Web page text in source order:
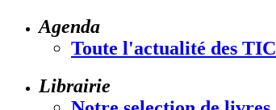
Agenda
Toute l'actualité des TIC
Librairie